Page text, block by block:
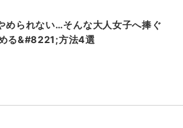
められない…そんな大人女子へ捧ぐ
る&#8221;方法4選